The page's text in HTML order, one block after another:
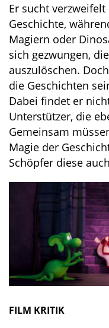
Er sucht
Geschichte,
Magiern oder
sich gezwungen,
auszulöschen.
die Geschichten
Dabei findet er
Unterstützer, die
Gemeinsam
Magie der
Schöpfer diese
FILM KRITIK